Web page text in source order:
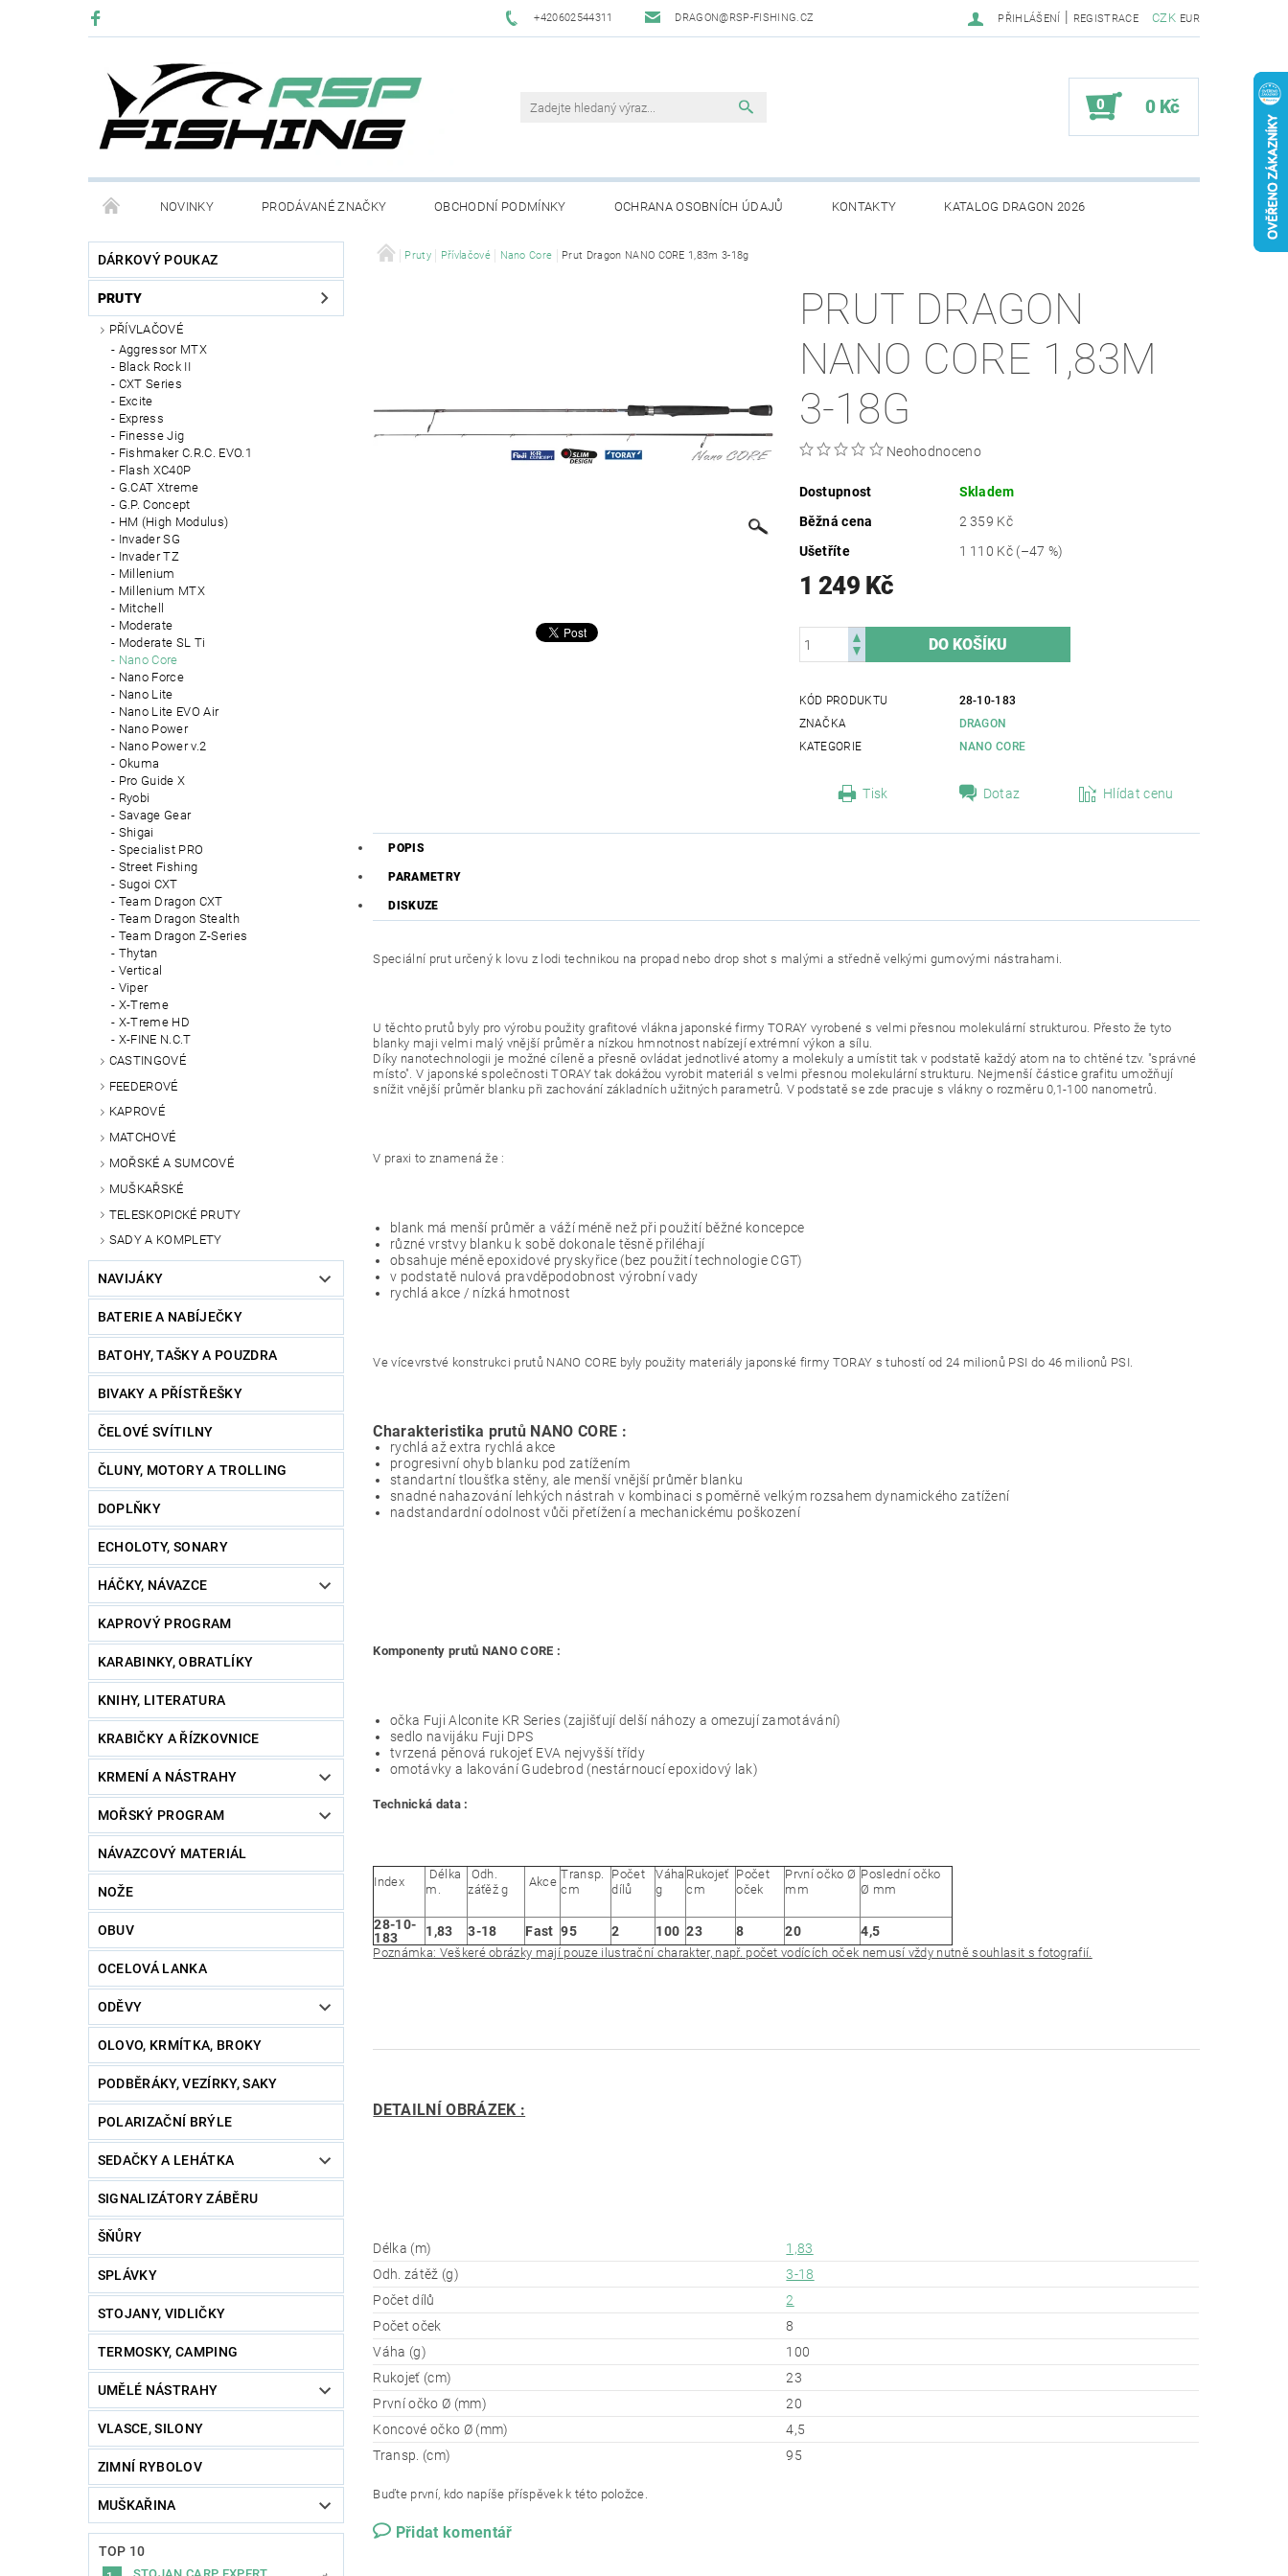
+420602544311 DRAGON@RSP-FISHING.CZ CZK EUR
PŘIHLÁŠENÍ | REGISTRACE
0 0 Kč
NOVINKY PRODÁVANÉ ZNAČKY OBCHODNÍ PODMÍNKY OCHRANA OSOBNÍCH ÚDAJŮ KONTAKTY KATALOG DRAGON 2026
DÁRKOVÝ POUKAZ
PRUTY
PŘÍVLAČOVÉ
Aggressor MTX
Black Rock II
CXT Series
Excite
Express
Finesse Jig
Fishmaker C.R.C. EVO.1
Flash XC40P
G.CAT Xtreme
G.P. Concept
HM (High Modulus)
Invader SG
Invader TZ
Millenium
Millenium MTX
Mitchell
Moderate
Moderate SL Ti
Nano Core
Nano Force
Nano Lite
Nano Lite EVO Air
Nano Power
Nano Power v.2
Okuma
Pro Guide X
Ryobi
Savage Gear
Shigai
Specialist PRO
Street Fishing
Sugoi CXT
Team Dragon CXT
Team Dragon Stealth
Team Dragon Z-Series
Thytan
Vertical
Viper
X-Treme
X-Treme HD
X-FINE N.C.T
CASTINGOVÉ
FEEDEROVÉ
KAPROVÉ
MATCHOVÉ
MOŘSKÉ A SUMCOVÉ
MUŠKAŘSKÉ
TELESKOPICKÉ PRUTY
SADY A KOMPLETY
NAVIJÁKY
BATERIE A NABÍJEČKY
BATOHY, TAŠKY A POUZDRA
BIVAKY A PŘÍSTŘEŠKY
ČELOVÉ SVÍTILNY
ČLUNY, MOTORY A TROLLING
DOPLŇKY
ECHOLOTY, SONARY
HÁČKY, NÁVAZCE
KAPROVÝ PROGRAM
KARABINKY, OBRATLÍKY
KNIHY, LITERATURA
KRABIČKY A ŘÍZKOVNICE
KRMENÍ A NÁSTRAHY
MOŘSKÝ PROGRAM
NÁVAZCOVÝ MATERIÁL
NOŽE
OBUV
OCELOVÁ LANKA
ODĚVY
OLOVO, KRMÍTKA, BROKY
PODBĚRÁKY, VEZÍRKY, SAKY
POLARIZAČNÍ BRÝLE
SEDAČKY A LEHÁTKA
SIGNALIZÁTORY ZÁBĚRU
ŠŇŮRY
SPLÁVKY
STOJANY, VIDLIČKY
TERMOSKY, CAMPING
UMĚLÉ NÁSTRAHY
VLASCE, SILONY
ZIMNÍ RYBOLOV
MUŠKAŘINA
TOP 10
Pruty Přívlačové Nano Core Prut Dragon NANO CORE 1,83m 3-18g
PRUT DRAGON
NANO CORE 1,83M
3-18G
Neohodnoceno
Dostupnost
Skladem
Běžná cena
2 359 Kč
Ušetříte
1 110 Kč (–47 %)
1 249 Kč
KÓD PRODUKTU
28-10-183
ZNAČKA
DRAGON
KATEGORIE
NANO CORE
Tisk Dotaz Hlídat cenu
POPIS
PARAMETRY
DISKUZE
Speciální prut určený k lovu z lodi technikou na propad nebo drop shot s malými a středně velkými gumovými nástrahami.
U těchto prutů byly pro výrobu použity grafitové vlákna japonské firmy TORAY vyrobené s velmi přesnou molekulární strukturou. Přesto že tyto
blanky maji velmi malý vnější průměr a nízkou hmnotnost nabízejí extrémní výkon a sílu.
Díky nanotechnologii je možné cíleně a přesně ovládat jednotlivé atomy a molekuly a umístit tak v podstatě každý atom na to chtěné tzv. "správné
místo". V japonské společnosti TORAY tak dokážou vyrobit materiál s velmi přesnou molekulární strukturu. Nejmenší částice grafitu umožňují
snížit vnější průměr blanku při zachování základních užitných parametrů. V podstatě se zde pracuje s vlákny o rozměru 0,1-100 nanometrů.
V praxi to znamená že :
blank má menší průměr a váží méně než při použití běžné koncepce
různé vrstvy blanku k sobě dokonale těsně přiléhají
obsahuje méně epoxidové pryskyřice (bez použití technologie CGT)
v podstatě nulová pravděpodobnost výrobní vady
rychlá akce / nízká hmotnost
Ve vícevrstvé konstrukci prutů NANO CORE byly použity materiály japonské firmy TORAY s tuhostí od 24 milionů PSI do 46 milionů PSI.
Charakteristika prutů NANO CORE :
rychlá až extra rychlá akce
progresivní ohyb blanku pod zatížením
standartní tloušťka stěny, ale menší vnější průměr blanku
snadné nahazování lehkých nástrah v kombinaci s poměrně velkým rozsahem dynamického zatížení
nadstandardní odolnost vůči přetížení a mechanickému poškození
Komponenty prutů NANO CORE :
očka Fuji Alconite KR Series (zajišťují delší náhozy a omezují zamotávání)
sedlo navijáku Fuji DPS
tvrzená pěnová rukojeť EVA nejvyšší třídy
omotávky a lakování Gudebrod (nestárnoucí epoxidový lak)
Technická data :
Index
Délka
m.
Odh.
záťěž g
Akce
Transp.
cm
Počet
dílů
Váha
g
Rukojeť
cm
Počet
oček
První očko Ø
mm
Poslední očko
Ø mm
28-10-
183
1,83 3-18 Fast 95 2 100 23 8 20 4,5
Poznámka: Veškeré obrázky mají pouze ilustrační charakter, např. počet vodících oček nemusí vždy nutně souhlasit s fotografií.
DETAILNÍ OBRÁZEK :
Délka (m)
1,83
Odh. zátěž (g)
3-18
Počet dílů
2
Počet oček
8
Váha (g)
100
Rukojeť (cm)
23
První očko Ø (mm)
20
Koncové očko Ø (mm)
4,5
Transp. (cm)
95
Buďte první, kdo napíše příspěvek k této položce.
Přidat komentář